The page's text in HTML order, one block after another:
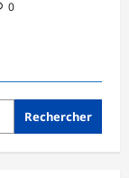
0
Rechercher